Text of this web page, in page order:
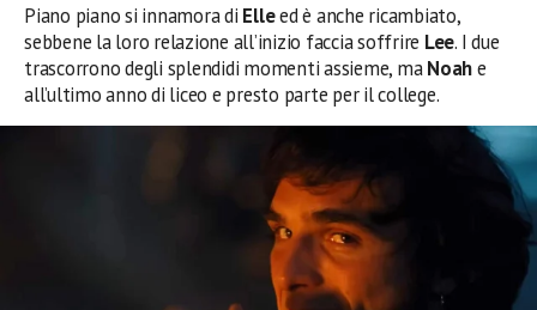
Piano piano si innamora di Elleed è anche ricambiato,
sebbene la loro relazione all’inizio faccia soffrire Lee. I due
trascorrono degli splendidi momenti assieme, maNoahe
all’ultimo anno di liceo e presto parte per il college.